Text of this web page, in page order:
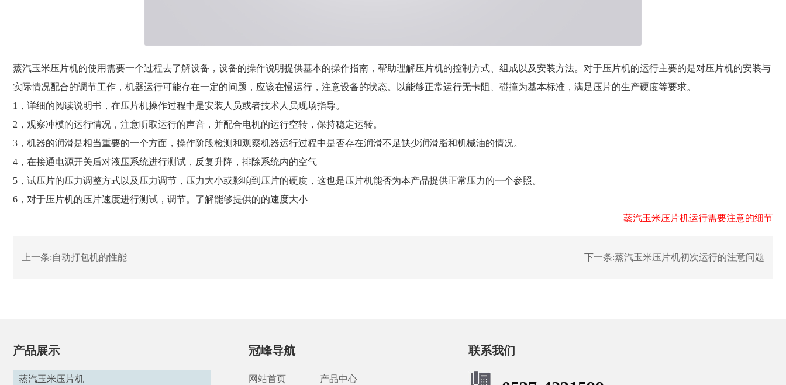
蒸汽玉米压片机的使用需要一个过程去了解设备，设备的操作说明提供基本的操作指南，帮助理解压片机的控制方式、组成以及安装方法。对于压片机的运行主要的是对压片机的安装与
实际情况配合的调节工作，机器运行可能存在一定的问题，应该在慢运行，注意设备的状态。以能够正常运行无卡阻、碰撞为基本标准，满足压片的生产硬度等要求。
1，详细的阅读说明书，在压片机操作过程中是安装人员或者技术人员现场指导。
2，观察冲模的运行情况，注意听取运行的声音，并配合电机的运行空转，保持稳定运转。
3，机器的润滑是相当重要的一个方面，操作阶段检测和观察机器运行过程中是否存在润滑不足缺少润滑脂和机械油的情况。
4，在接通电源开关后对液压系统进行测试，反复升降，排除系统内的空气
5，试压片的压力调整方式以及压力调节，压力大小或影响到压片的硬度，这也是压片机能否为本产品提供正常压力的一个参照。
6，对于压片机的压片速度进行测试，调节。了解能够提供的的速度大小
蒸汽玉米压片机运行需要注意的细节
上一条:自动打包机的性能 下一条:蒸汽玉米压片机初次运行的注意问题
产品展示
蒸汽玉米压片机
冠峰导航
网站首页
产品中心
联系我们